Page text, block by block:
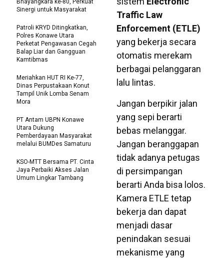
Traffic Law
Enforcement (ETLE)
yang bekerja secara
otomatis merekam
berbagai pelanggaran
lalu lintas.
Jangan berpikir jalan
yang sepi berarti
bebas melanggar.
Jangan beranggapan
tidak adanya petugas
di persimpangan
berarti Anda bisa lolos.
Kamera ETLE tetap
bekerja dan dapat
menjadi dasar
penindakan sesuai
mekanisme yang
Sinergi untuk Masyarakat
Patroli KRYD Ditingkatkan,
Polres Konawe Utara
Perketat Pengawasan Cegah
Balap Liar dan Gangguan
Kamtibmas
Meriahkan HUT RI Ke-77,
Dinas Perpustakaan Konut
Tampil Unik Lomba Senam
Mora
PT Antam UBPN Konawe
Utara Dukung
Pemberdayaan Masyarakat
melalui BUMDes Samaturu
KSO-MTT Bersama PT. Cinta
Jaya Perbaiki Akses Jalan
Umum Lingkar Tambang